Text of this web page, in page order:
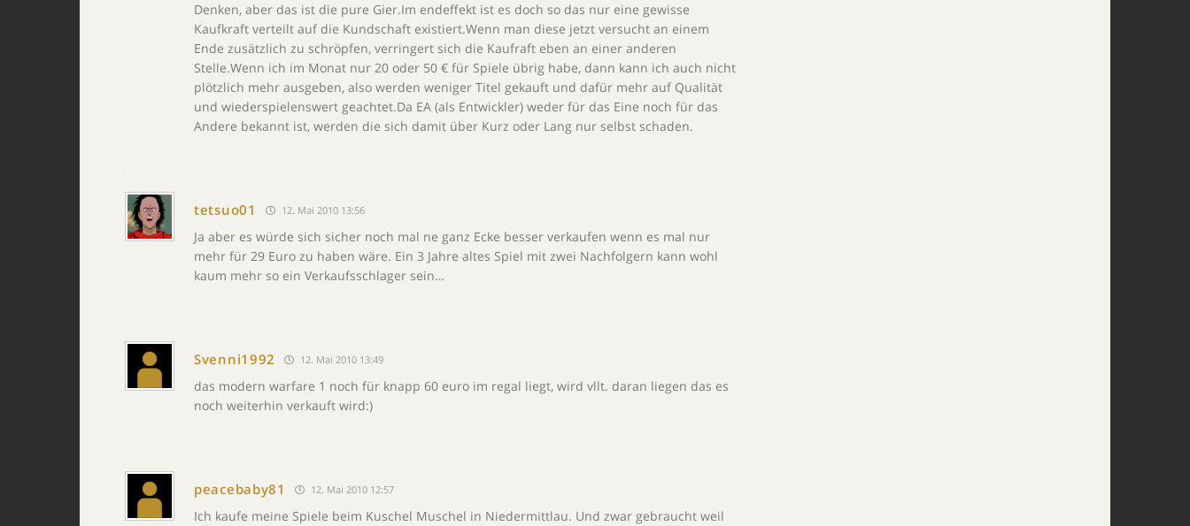
Denken, aber das ist die pure Gier.Im endeffekt ist es doch so das nur eine gewisse
Kaufkraft verteilt auf die Kundschaft existiert.Wenn man diese jetzt versucht an einem
Ende zusätzlich zu schröpfen, verringert sich die Kaufraft eben an einer anderen
Stelle.Wenn ich im Monat nur 20 oder 50 € für Spiele übrig habe, dann kann ich auch nicht
plötzlich mehr ausgeben, also werden weniger Titel gekauft und dafür mehr auf Qualität
und wiederspielenswert geachtet.Da EA (als Entwickler) weder für das Eine noch für das
Andere bekannt ist, werden die sich damit über Kurz oder Lang nur selbst schaden.
tetsuo01 12. Mai 2010 13:56
Ja aber es würde sich sicher noch mal ne ganz Ecke besser verkaufen wenn es mal nur
mehr für 29 Euro zu haben wäre. Ein 3 Jahre altes Spiel mit zwei Nachfolgern kann wohl
kaum mehr so ein Verkaufsschlager sein…
Svenni1992 12. Mai 2010 13:49
das modern warfare 1 noch für knapp 60 euro im regal liegt, wird vllt. daran liegen das es
noch weiterhin verkauft wird:)
peacebaby81 12. Mai 2010 12:57
Ich kaufe meine Spiele beim Kuschel Muschel in Niedermittlau. Und zwar gebraucht weil